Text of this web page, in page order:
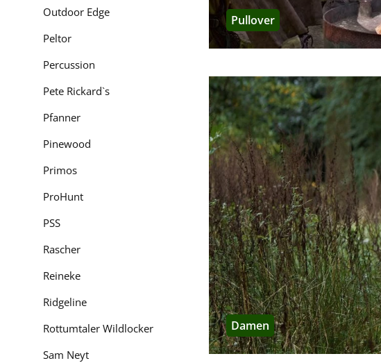
Outdoor Edge
Peltor
Percussion
Pete Rickard`s
Pfanner
Pinewood
Primos
ProHunt
PSS
Rascher
Reineke
Ridgeline
Rottumtaler Wildlocker
Sam Neyt
Härkila - dieser Name ist mit
Westküste Schwedens wurde die
Auszeichnungen abermals
Seither hat es sich die Firma zum
schwedischer Hersteller von
heute arbeitet der Hersteller mit
Bekleidung herzustellen.Kein
von Jägern, für Jäger.
Härkila bei Hubertus-
Wir von Hubertus-Fieldsports
beraten Sie daher exakt
Unterstützung bei der Auswahl
Pullover
Damen